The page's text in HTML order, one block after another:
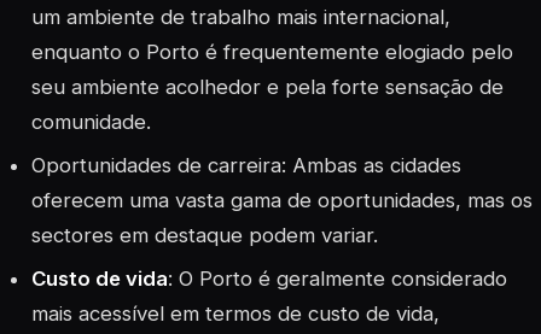
um ambiente de trabalho mais internacional,
enquanto o Porto é frequentemente elogiado pelo
seu ambiente acolhedor e pela forte sensação de
comunidade.
Oportunidades de carreira: Ambas as cidades
oferecem uma vasta gama de oportunidades, mas os
sectores em destaque podem variar.
Custo de vida: O Porto é geralmente considerado
mais acessível em termos de custo de vida,